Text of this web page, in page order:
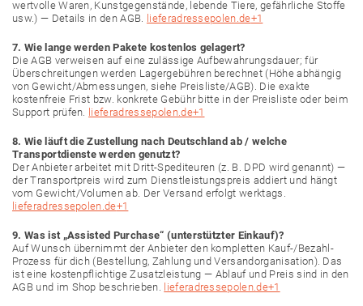
wertvolle Waren, Kunstgegenstände, lebende Tiere, gefährliche Stoffe
usw.) — Details in den AGB. lieferadressepolen.de+1
7. Wie lange werden Pakete kostenlos gelagert?
Die AGB verweisen auf eine zulässige Aufbewahrungsdauer; für
Überschreitungen werden Lagergebühren berechnet (Höhe abhängig
von Gewicht/Abmessungen, siehe Preisliste/AGB). Die exakte
kostenfreie Frist bzw. konkrete Gebühr bitte in der Preisliste oder beim
Support prüfen. lieferadressepolen.de+1
8. Wie läuft die Zustellung nach Deutschland ab / welche
Transportdienste werden genutzt?
Der Anbieter arbeitet mit Dritt-Spediteuren (z. B. DPD wird genannt) —
der Transportpreis wird zum Dienstleistungspreis addiert und hängt
vom Gewicht/Volumen ab. Der Versand erfolgt werktags.
lieferadressepolen.de+1
9. Was ist „Assisted Purchase“ (unterstützter Einkauf)?
Auf Wunsch übernimmt der Anbieter den kompletten Kauf-/Bezahl-
Prozess für dich (Bestellung, Zahlung und Versandorganisation). Das
ist eine kostenpflichtige Zusatzleistung — Ablauf und Preis sind in den
AGB und im Shop beschrieben. lieferadressepolen.de+1